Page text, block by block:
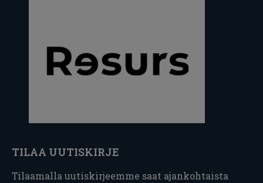
TILAA UUTISKIRJE
Tilaamalla uutiskirjeemme saat ajankohtaista